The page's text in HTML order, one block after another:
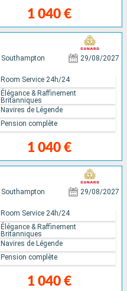
1 040 €
Southampton 29/08/2027
1 040 €
Room Service 24h/24
Élégance & Raffinement
Britanniques
Navires de Légende
Pension complète
Southampton 29/08/2027
1 040 €
Room Service 24h/24
Élégance & Raffinement
Britanniques
Navires de Légende
Pension complète